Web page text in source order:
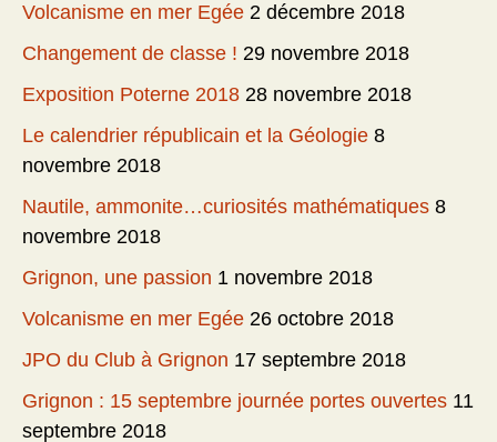
Volcanisme en mer Egée 2 décembre 2018
Changement de classe ! 29 novembre 2018
Exposition Poterne 2018 28 novembre 2018
Le calendrier républicain et la Géologie 8
novembre 2018
Nautile, ammonite…curiosités mathématiques 8
novembre 2018
Grignon, une passion 1 novembre 2018
Volcanisme en mer Egée 26 octobre 2018
JPO du Club à Grignon 17 septembre 2018
Grignon : 15 septembre journée portes ouvertes 11
septembre 2018